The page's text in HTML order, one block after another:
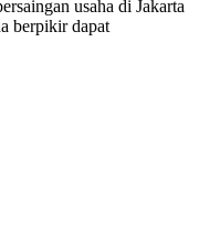
usaha di Jakarta
berpikir dapat